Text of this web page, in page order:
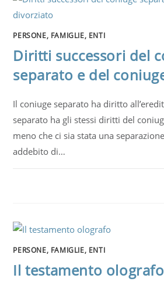
PERSONE, FAMIGLIE, ENTI
Diritti successori del
separato e del
Il coniuge separato ha diritto
separato ha gli stessi diritti del
meno che ci sia stata una
addebito di…
PERSONE, FAMIGLIE, ENTI
Il testamento olografo